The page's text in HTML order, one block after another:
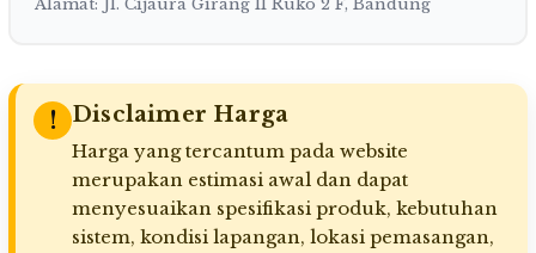
Alamat: Jl. Cijaura Girang II Ruko 2 F, Bandung
! Disclaimer Harga
Harga yang tercantum pada website
merupakan estimasi awal dan dapat
menyesuaikan spesifikasi produk, kebutuhan
sistem, kondisi lapangan, lokasi pemasangan,